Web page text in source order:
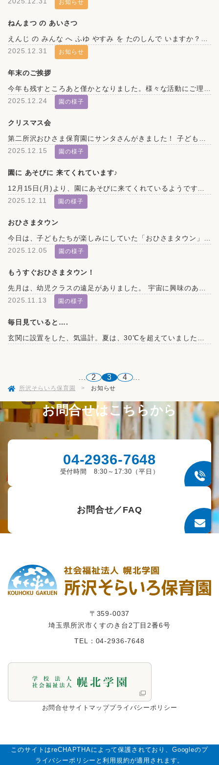
お知らせ
ねんまつ の あいさつ
2025.12.31
お知らせ
年末のご挨拶
2025.12.24
園の様子
クリスマス会
2025.12.15
園の様子
園に あそびに 来てくれています♪
2025.12.11
園の様子
おひさまタウン
2025.12.05
園の様子
もうすぐおひさまタウン！
2025.11.13
園の様子
毎日見ていると….
2 3 4
所沢そらいろ保育園 > お知らせ
お問合せはこちらから
04-2936-7648
受付時間 8:30～17:30（平日）
お問合せ／FAQ
〒359-0037
埼玉県所沢市くすのき台2丁目2番6号
TEL：04-2936-7648
お問合せサイトマッププライバシーポリシー
このサイトはreCHAPTHAによって保護されており、Googleのプ
ライバシーポリシーと利用規約が適用されます。